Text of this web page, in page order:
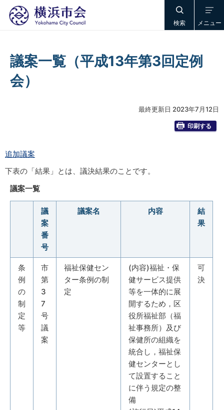
検索 メニュー
議案一覧（平成13年第3回定例
会）
最終更新日 2023年7月12日
印刷する
追加議案
下表の「結果」とは、議決結果のことです。
議案一覧
議
案
番
号
議案名 内容
結
果
条
例
の
制
定
等
市
第
3
7
号
議
案
福祉保健セン
ター条例の制
定
(内容)福祉・保
健サービス提供
等を一体的に展
開するため，区
役所福祉部（福
祉事務所）及び
保健所の組織を
統合し，福祉保
健センターとし
て設置すること
に伴う規定の整
備
可
決